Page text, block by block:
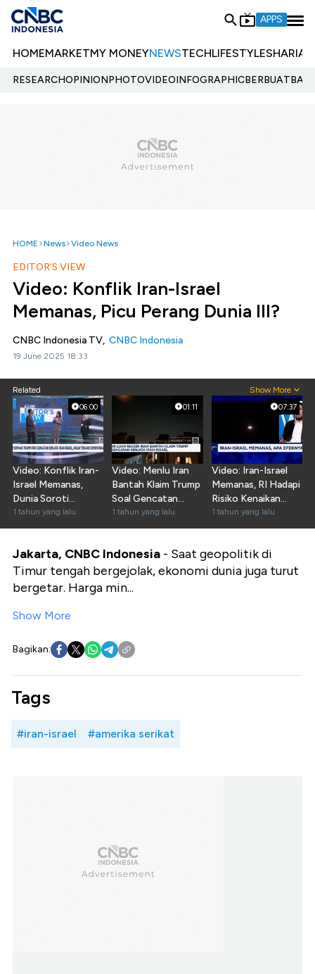
APPS
HOMEMARKETMY MONEYNEWSTECHLIFESTYLESHARIA
RESEARCHOPINIONPHOTOVIDEOINFOGRAPHIC
HOME News Video News
EDITOR'S VIEW
Video: Konflik Iran-Israel
Memanas, Picu Perang Dunia III?
CNBC Indonesia TV, CNBC Indonesia
19 June 2025 18:33
Related Show More
06:00
Video: Konflik Iran-
Israel Memanas,
Dunia Soroti
Manuver Trump
1 tahun yang lalu
01:11
Video: Menlu Iran
Bantah Klaim Trump
Soal Gencatan
Senjata Iran-Israel
1 tahun yang lalu
07:37
Video: Iran-Israel
Memanas, RI Hadapi
Risiko Kenaikan
Harga Minyak
1 tahun yang lalu
Jakarta, CNBC Indonesia - Saat geopolitik di
Timur tengah bergejolak, ekonomi dunia juga turut
bergetar. Harga min...
Show More
Bagikan:
Tags
#iran-israel #amerika serikat